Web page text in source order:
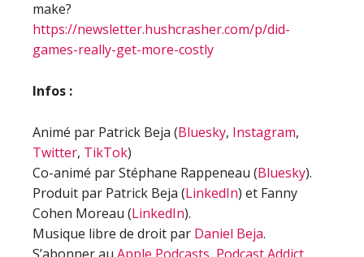
make?
https://newsletter.hushcrasher.com/p/did-
games-really-get-more-costly
Infos :
Animé par Patrick Beja (Bluesky, Instagram,
Twitter, TikTok)
Co-animé par Stéphane Rappeneau (Bluesky).
Produit par Patrick Beja (LinkedIn) et Fanny
Cohen Moreau (LinkedIn).
Musique libre de droit par Daniel Beja.